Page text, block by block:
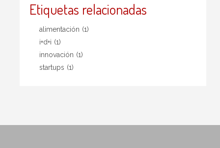
Etiquetas relacionadas
alimentación (1)
i+d+i (1)
innovación (1)
startups (1)